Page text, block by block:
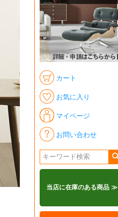
カート
お気に入り
マイページ
お問い合わせ
当店に在庫のある商品 ≫